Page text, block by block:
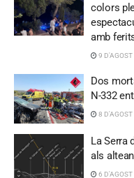
colors
amb
9
Dos
N-332
8
La Serra
als
6